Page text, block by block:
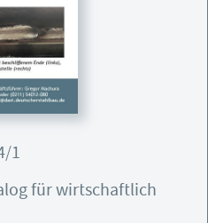
1
für wirtschaftlich